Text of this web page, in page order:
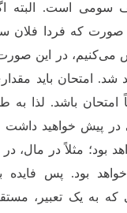
سومی است. البته
صورت که فردا فلان
می‌کنیم، در این
شد. امتحان باید
امتحان باشد. لذا به
در پیش خواهید داشت
بود؛ مثلاً در مال،
بود. پس فایده
که به یک تعبیر،